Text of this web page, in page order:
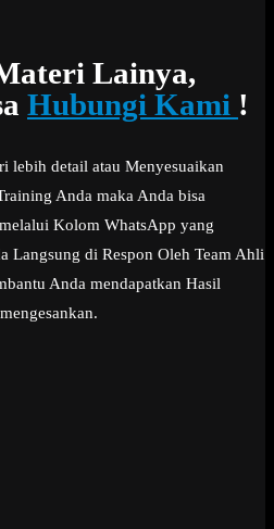
Lainya,
Hubungi Kami !
lebih detail atau Menyesuaikan
Anda maka Anda bisa
Kolom WhatsApp yang
Langsung di Respon Oleh Team Ahli
Anda mendapatkan Hasil